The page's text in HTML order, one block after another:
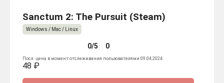
Sanctum 2: The Pursuit (Steam)
Windows / Mac / Linux
0/5 0
Посл. цена в момент отслеживания пользователями 09.04.2024
48 ₽